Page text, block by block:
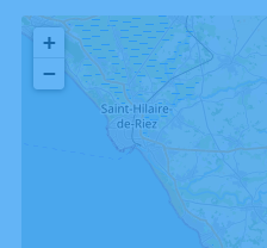
+
−